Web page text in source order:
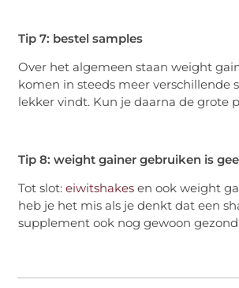
Tip 7: bestel samples
Over het algemeen staan weight
komen in steeds meer verschillende
lekker vindt. Kun je daarna de grote
Tip 8: weight gainer gebruiken is
Tot slot: eiwitshakes en ook weight
heb je het mis als je denkt dat een
supplement ook nog gewoon